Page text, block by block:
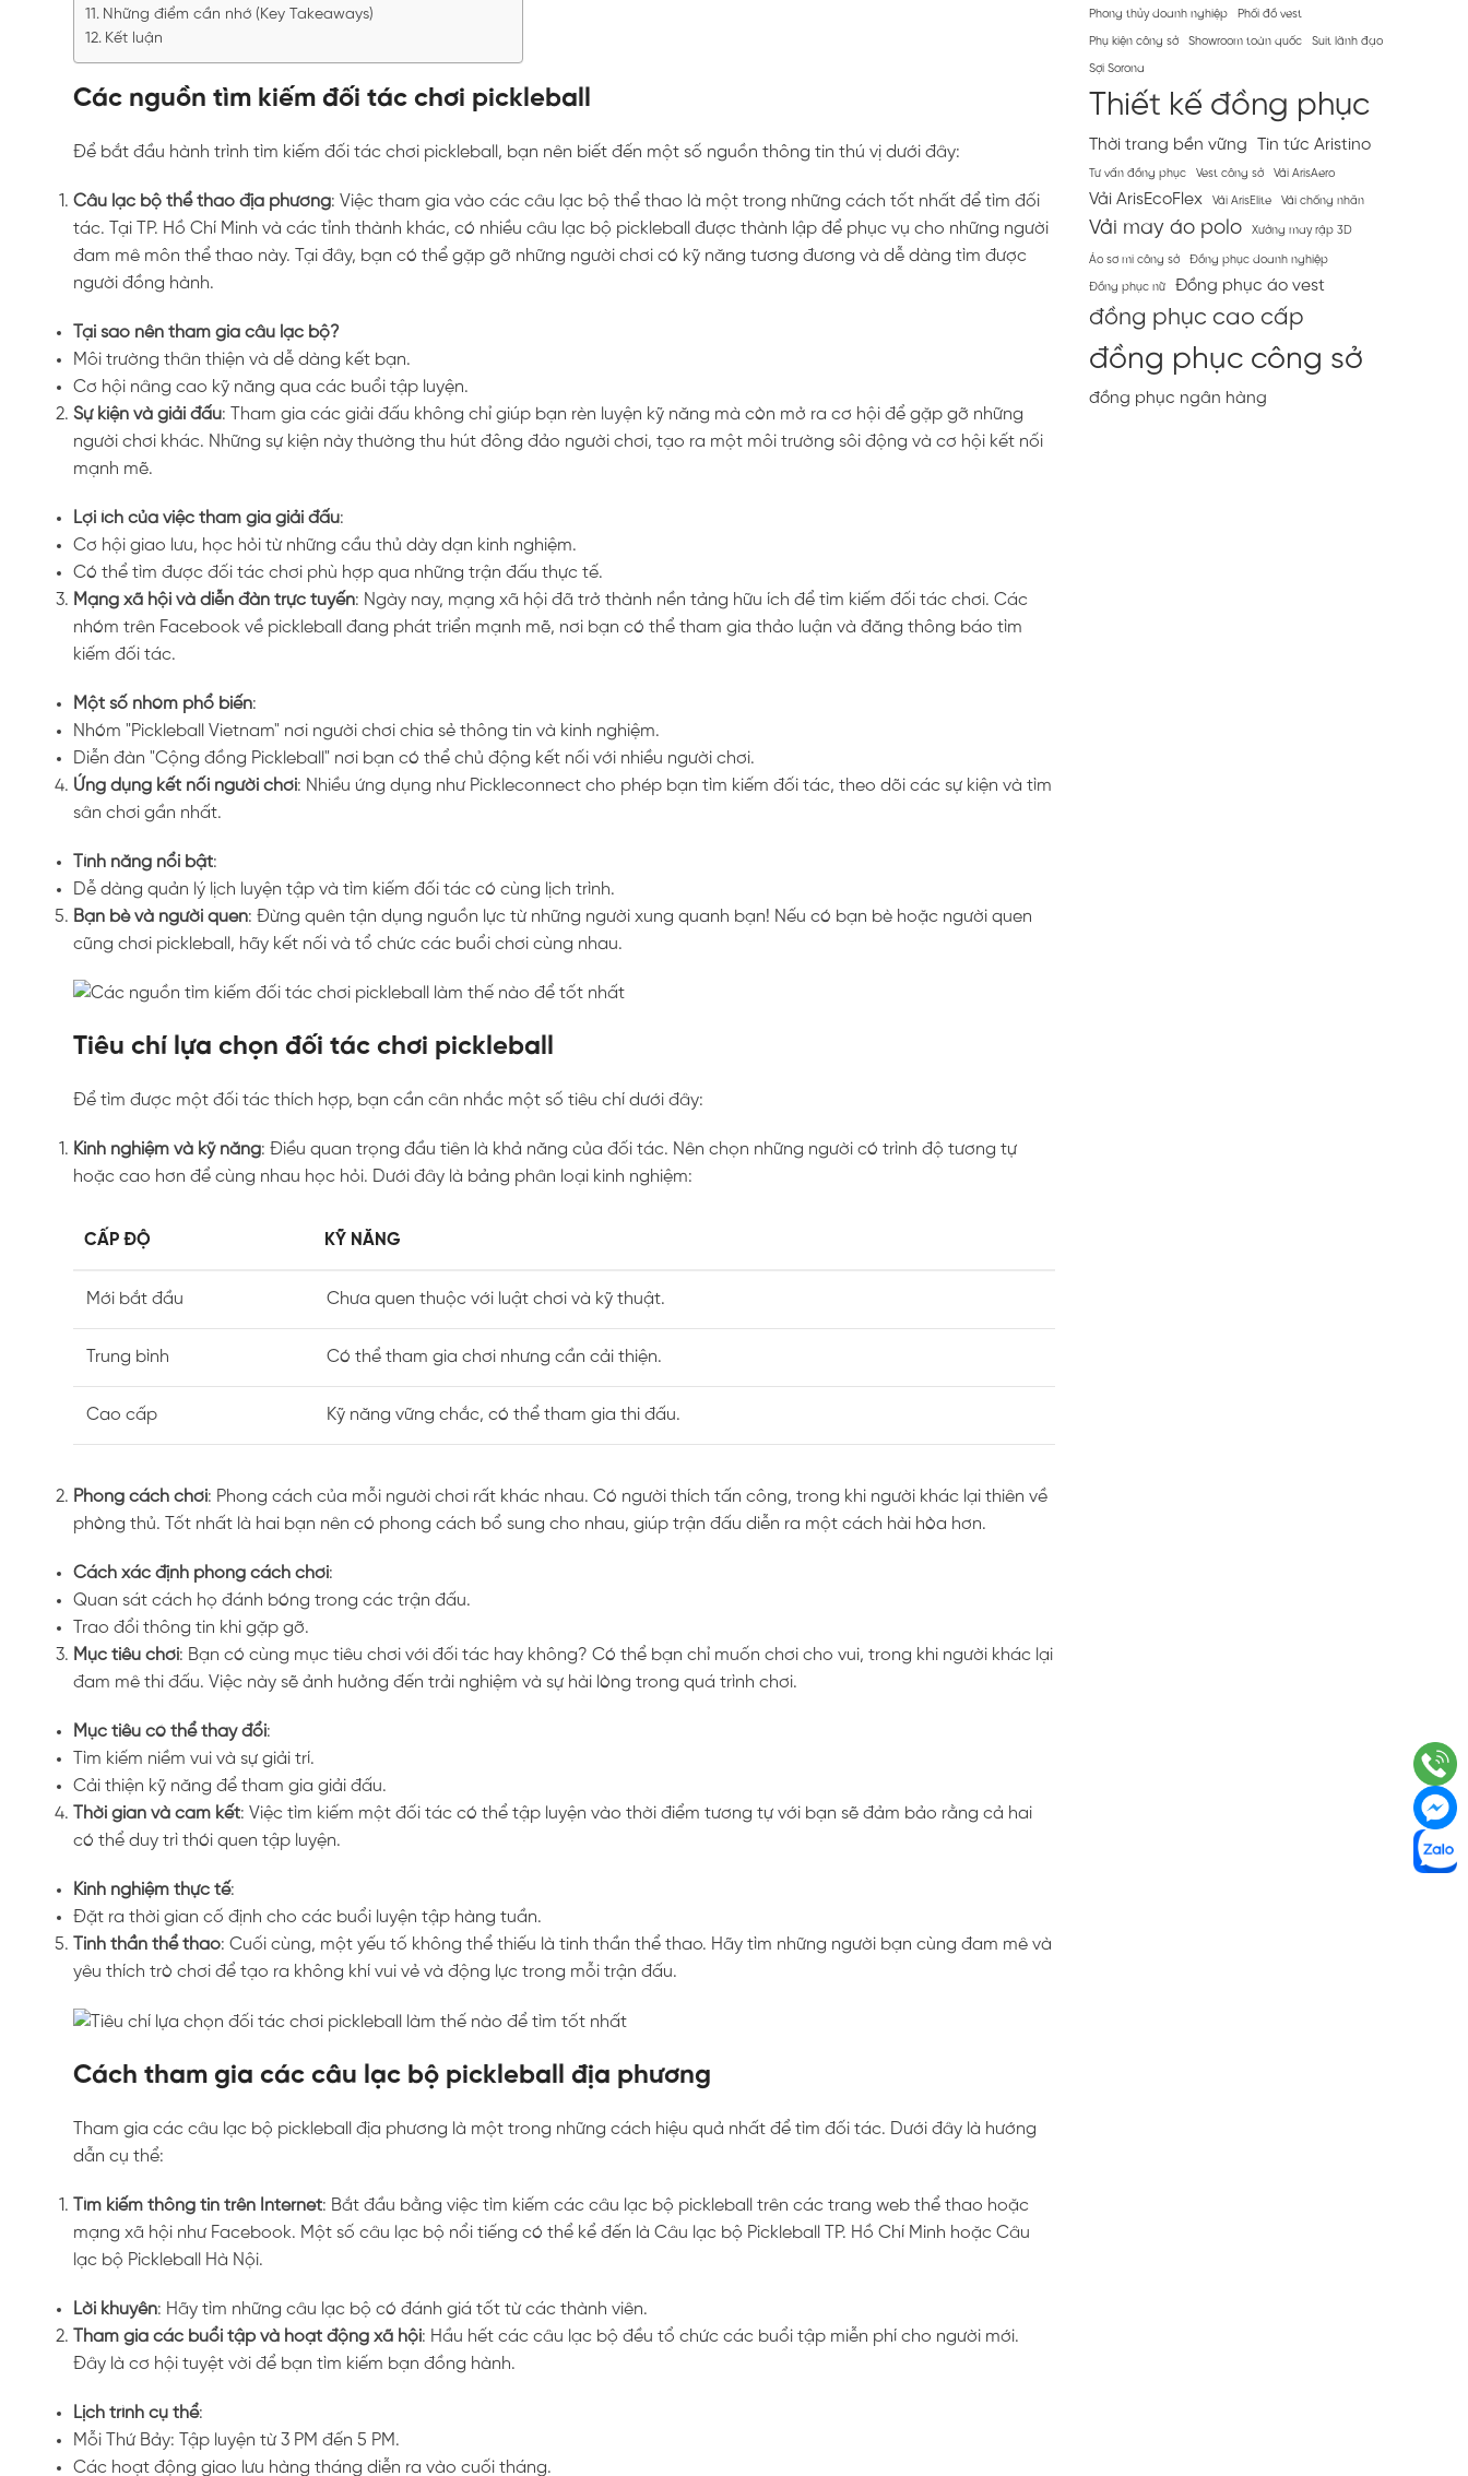
Những điểm cần nhớ (Key Takeaways)
Kết luận
Các nguồn tìm kiếm đối tác chơi pickleball
Để bắt đầu hành trình tìm kiếm đối tác chơi pickleball, bạn nên biết đến một số nguồn thông tin thú vị dưới đây:
Câu lạc bộ thể thao địa phương: Việc tham gia vào các câu lạc bộ thể thao là một trong những cách tốt nhất để tìm đối
tác. Tại TP. Hồ Chí Minh và các tỉnh thành khác, có nhiều câu lạc bộ pickleball được thành lập để phục vụ cho những người
đam mê môn thể thao này. Tại đây, bạn có thể gặp gỡ những người chơi có kỹ năng tương đương và dễ dàng tìm được
người đồng hành.
Tại sao nên tham gia câu lạc bộ?
Môi trường thân thiện và dễ dàng kết bạn.
Cơ hội nâng cao kỹ năng qua các buổi tập luyện.
Sự kiện và giải đấu: Tham gia các giải đấu không chỉ giúp bạn rèn luyện kỹ năng mà còn mở ra cơ hội để gặp gỡ những
người chơi khác. Những sự kiện này thường thu hút đông đảo người chơi, tạo ra một môi trường sôi động và cơ hội kết nối
mạnh mẽ.
Lợi ích của việc tham gia giải đấu:
Cơ hội giao lưu, học hỏi từ những cầu thủ dày dạn kinh nghiệm.
Có thể tìm được đối tác chơi phù hợp qua những trận đấu thực tế.
Mạng xã hội và diễn đàn trực tuyến: Ngày nay, mạng xã hội đã trở thành nền tảng hữu ích để tìm kiếm đối tác chơi. Các
nhóm trên Facebook về pickleball đang phát triển mạnh mẽ, nơi bạn có thể tham gia thảo luận và đăng thông báo tìm
kiếm đối tác.
Một số nhóm phổ biến:
Nhóm "Pickleball Vietnam" nơi người chơi chia sẻ thông tin và kinh nghiệm.
Diễn đàn "Cộng đồng Pickleball" nơi bạn có thể chủ động kết nối với nhiều người chơi.
Ứng dụng kết nối người chơi: Nhiều ứng dụng như Pickleconnect cho phép bạn tìm kiếm đối tác, theo dõi các sự kiện và tìm
sân chơi gần nhất.
Tính năng nổi bật:
Dễ dàng quản lý lịch luyện tập và tìm kiếm đối tác có cùng lịch trình.
Bạn bè và người quen: Đừng quên tận dụng nguồn lực từ những người xung quanh bạn! Nếu có bạn bè hoặc người quen
cũng chơi pickleball, hãy kết nối và tổ chức các buổi chơi cùng nhau.
Tiêu chí lựa chọn đối tác chơi pickleball
Để tìm được một đối tác thích hợp, bạn cần cân nhắc một số tiêu chí dưới đây:
Kinh nghiệm và kỹ năng: Điều quan trọng đầu tiên là khả năng của đối tác. Nên chọn những người có trình độ tương tự
hoặc cao hơn để cùng nhau học hỏi. Dưới đây là bảng phân loại kinh nghiệm:
CẤP ĐỘ KỸ NĂNG
Mới bắt đầu Chưa quen thuộc với luật chơi và kỹ thuật.
Trung bình Có thể tham gia chơi nhưng cần cải thiện.
Cao cấp Kỹ năng vững chắc, có thể tham gia thi đấu.
Phong cách chơi: Phong cách của mỗi người chơi rất khác nhau. Có người thích tấn công, trong khi người khác lại thiên về
phòng thủ. Tốt nhất là hai bạn nên có phong cách bổ sung cho nhau, giúp trận đấu diễn ra một cách hài hòa hơn.
Cách xác định phong cách chơi:
Quan sát cách họ đánh bóng trong các trận đấu.
Trao đổi thông tin khi gặp gỡ.
Mục tiêu chơi: Bạn có cùng mục tiêu chơi với đối tác hay không? Có thể bạn chỉ muốn chơi cho vui, trong khi người khác lại
đam mê thi đấu. Việc này sẽ ảnh hưởng đến trải nghiệm và sự hài lòng trong quá trình chơi.
Mục tiêu có thể thay đổi:
Tìm kiếm niềm vui và sự giải trí.
Cải thiện kỹ năng để tham gia giải đấu.
Thời gian và cam kết: Việc tìm kiếm một đối tác có thể tập luyện vào thời điểm tương tự với bạn sẽ đảm bảo rằng cả hai
có thể duy trì thói quen tập luyện.
Kinh nghiệm thực tế:
Đặt ra thời gian cố định cho các buổi luyện tập hàng tuần.
Tinh thần thể thao: Cuối cùng, một yếu tố không thể thiếu là tinh thần thể thao. Hãy tìm những người bạn cùng đam mê và
yêu thích trò chơi để tạo ra không khí vui vẻ và động lực trong mỗi trận đấu.
Cách tham gia các câu lạc bộ pickleball địa phương
Tham gia các câu lạc bộ pickleball địa phương là một trong những cách hiệu quả nhất để tìm đối tác. Dưới đây là hướng
dẫn cụ thể:
Tìm kiếm thông tin trên Internet: Bắt đầu bằng việc tìm kiếm các câu lạc bộ pickleball trên các trang web thể thao hoặc
mạng xã hội như Facebook. Một số câu lạc bộ nổi tiếng có thể kể đến là Câu lạc bộ Pickleball TP. Hồ Chí Minh hoặc Câu
lạc bộ Pickleball Hà Nội.
Lời khuyên: Hãy tìm những câu lạc bộ có đánh giá tốt từ các thành viên.
Tham gia các buổi tập và hoạt động xã hội: Hầu hết các câu lạc bộ đều tổ chức các buổi tập miễn phí cho người mới.
Đây là cơ hội tuyệt vời để bạn tìm kiếm bạn đồng hành.
Lịch trình cụ thể:
Mỗi Thứ Bảy: Tập luyện từ 3 PM đến 5 PM.
Các hoạt động giao lưu hàng tháng diễn ra vào cuối tháng.
Phong thủy doanh nghiệp Phối đồ vest
Phụ kiện công sở Showroom toàn quốc Suit lãnh đạo
Sợi Sorona
Thiết kế đồng phục
Thời trang bền vững Tin tức Aristino
Tư vấn đồng phục Vest công sở Vải ArisAero
Vải ArisEcoFlex Vải ArisElite Vải chống nhăn
Vải may áo polo Xưởng may rập 3D
Áo sơ mi công sở Đồng phục doanh nghiệp
Đồng phục nữ Đồng phục áo vest
đồng phục cao cấp
đồng phục công sở
đồng phục ngân hàng